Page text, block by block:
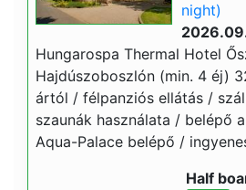
night)
Hungarospa Thermal Hotel
Hajdúszoboszlón (min. 4 éj)
ártól / félpanziós ellátás /
szaunák használata / belépő
Aqua-Palace belépő /
Half